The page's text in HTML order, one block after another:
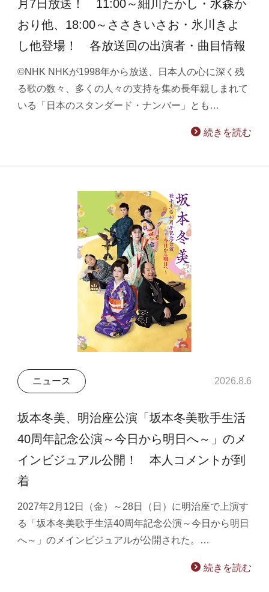
月7日放送！ 11:00～細川たかし・水森か
おり他、18:00～ささきいさお・氷川きよ
し他登場！ 各放送回の出演者・曲目情報
©NHK NHKが1998年から放送、日本人の心に深く残
る歌の数々、多くの人々の支持を集め長年親しまれて
いる「日本のスタンダード・ナンバー」とも…
続きを読む
ニュース 2026.8.6
坂本冬美、明治座公演「坂本冬美歌手生活
40周年記念公演～今日から明日へ～」のメ
インビジュアル公開！ 本人コメントが到
着
2027年2月12日（金）～28日（日）に明治座で上演す
る「坂本冬美歌手生活40周年記念公演～今日から明日
へ～」のメインビジュアルが公開された。…
続きを読む